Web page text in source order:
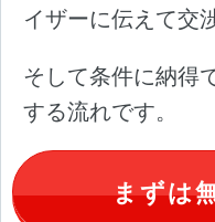
イザーに伝えて交
そして条件に納得
する流れです。
まずは